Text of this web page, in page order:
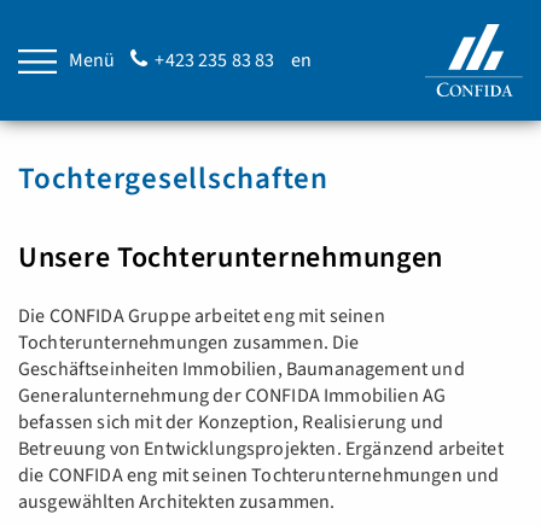
Menü +423 235 83 83 en
Tochtergesellschaften
Unsere Tochterunternehmungen
Die CONFIDA Gruppe arbeitet eng mit seinen
Tochterunternehmungen zusammen. Die
Geschäftseinheiten Immobilien, Baumanagement und
Generalunternehmung der CONFIDA Immobilien AG
befassen sich mit der Konzeption, Realisierung und
Betreuung von Entwicklungsprojekten. Ergänzend arbeitet
die CONFIDA eng mit seinen Tochterunternehmungen und
ausgewählten Architekten zusammen.